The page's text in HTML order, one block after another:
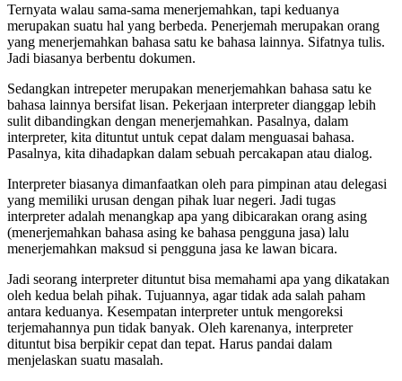
Ternyata walau sama-sama menerjemahkan, tapi keduanya
merupakan suatu hal yang berbeda. Penerjemah merupakan orang
yang menerjemahkan bahasa satu ke bahasa lainnya. Sifatnya tulis.
Jadi biasanya berbentu dokumen.
Sedangkan intrepeter merupakan menerjemahkan bahasa satu ke
bahasa lainnya bersifat lisan. Pekerjaan interpreter dianggap lebih
sulit dibandingkan dengan menerjemahkan. Pasalnya, dalam
interpreter, kita dituntut untuk cepat dalam menguasai bahasa.
Pasalnya, kita dihadapkan dalam sebuah percakapan atau dialog.
Interpreter biasanya dimanfaatkan oleh para pimpinan atau delegasi
yang memiliki urusan dengan pihak luar negeri. Jadi tugas
interpreter adalah menangkap apa yang dibicarakan orang asing
(menerjemahkan bahasa asing ke bahasa pengguna jasa) lalu
menerjemahkan maksud si pengguna jasa ke lawan bicara.
Jadi seorang interpreter dituntut bisa memahami apa yang dikatakan
oleh kedua belah pihak. Tujuannya, agar tidak ada salah paham
antara keduanya. Kesempatan interpreter untuk mengoreksi
terjemahannya pun tidak banyak. Oleh karenanya, interpreter
dituntut bisa berpikir cepat dan tepat. Harus pandai dalam
menjelaskan suatu masalah.